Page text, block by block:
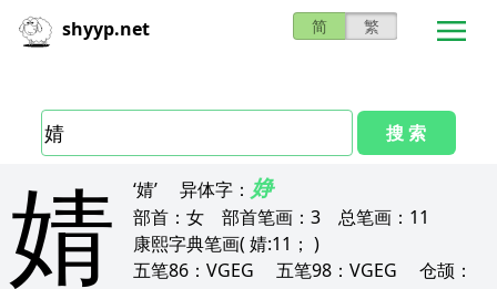
shyyp.net 简 繁
搜 索
婧 ‘婧’ 异体字： 婙
部首： 女 部首笔画： 3 总笔画： 11
康熙字典笔画( 婧:11； )
五笔86： VGEG 五笔98： VGEG 仓颉：